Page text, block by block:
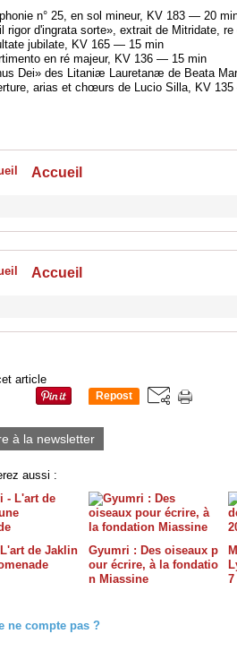
n° 25, en sol mineur, KV 183 — 20
rigor d'ingrata sorte», extrait de Mitridate,
jubilate, KV 165 — 15 min
en ré majeur, KV 136 — 15 min
Dei» des Litaniæ Lauretanæ de Beata
arias et chœurs de Lucio Silla, KV
Accueil
Accueil
article
Repost
à la newsletter
aussi :
de Jaklin
Gyumri : Des oiseaux p
our écrire, à la fondatio
n Miassine
7
ne compte pas ?